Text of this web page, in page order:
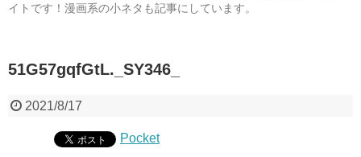
イトです！漫画系の小ネタも記事にしています。
51G57gqfGtL._SY346_
2021/8/17
Pocket